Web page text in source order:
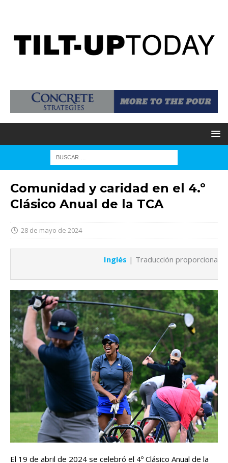
Comunidad y caridad en el 4.º
Clásico Anual de la TCA
28 de mayo de 2024
Inglés | Traducción proporcionada
El 19 de abril de 2024 se celebró el 4º Clásico Anual de la